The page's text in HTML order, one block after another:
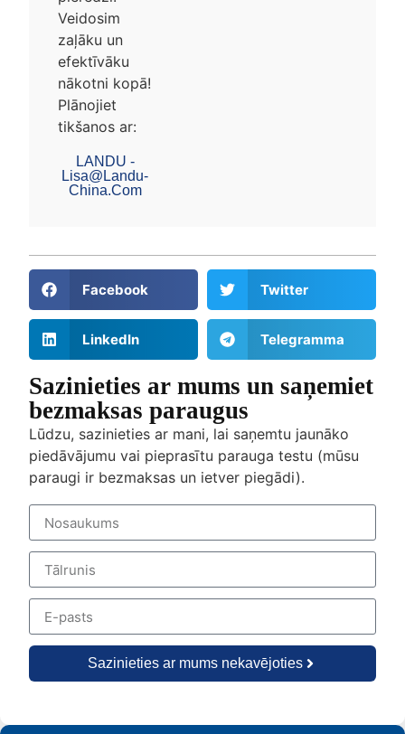
Veidosim
zaļāku un
efektīvāku
nākotni kopā!
Plānojiet
tikšanos ar:
LANDU -
Lisa@landu-
China.com
Facebook Twitter
LinkedIn Telegramma
Sazinieties ar mums un saņemiet
bezmaksas paraugus
Lūdzu, sazinieties ar mani, lai saņemtu jaunāko
piedāvājumu vai pieprasītu parauga testu (mūsu
paraugi ir bezmaksas un ietver piegādi).
Sazinieties ar mums nekavējoties